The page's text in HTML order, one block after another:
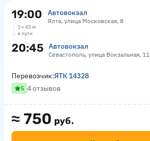
19:00 Автовокзал
Ялта, улица Московская, 8
1 ч 45 м
в пути
20:45 Автовокзал
Севастополь, улица Вокзальная, 11
≈ 750 руб.
Перевозчик:ЯТК 14328
5 4 отзывов